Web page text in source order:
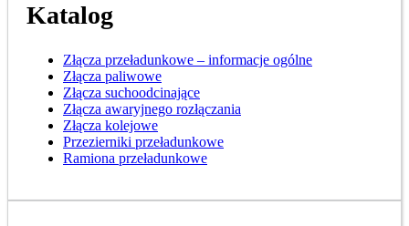
Katalog
Złącza przeładunkowe – informacje ogólne
Złącza paliwowe
Złącza suchoodcinające
Złącza awaryjnego rozłączania
Złącza kolejowe
Przezierniki przeładunkowe
Ramiona przeładunkowe